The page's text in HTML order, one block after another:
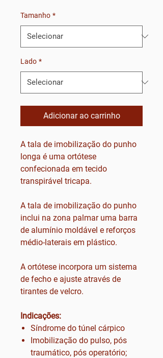
Tamanho *
Lado *
Adicionar ao carrinho
A tala de imobilização do punho
longa é uma ortótese
confecionada em tecido
transpirável tricapa.
A tala de imobilização do punho
inclui na zona palmar uma barra
de alumínio moldável e reforços
médio-laterais em plástico.
A ortótese incorpora um sistema
de fecho e ajuste através de
tirantes de velcro.
Indicações:
Síndrome do túnel cárpico
Imobilização do pulso, pós
traumático, pós operatório;